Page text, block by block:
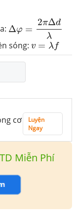
Δφ =
2πΔd
λ
Δdλ
sóng: v = λf
v f
cơ
Luyện
Ngay
Miễn Phí